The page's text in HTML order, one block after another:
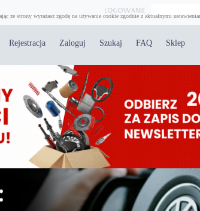
ze strony wyrażasz zgodę na używanie cookie zgodnie z aktualnymi
Rejestracja Zaloguj Szukaj FAQ Sklep